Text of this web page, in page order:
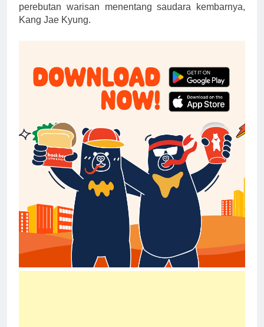
perebutan warisan menentang saudara kembarnya,
Kang Jae Kyung.